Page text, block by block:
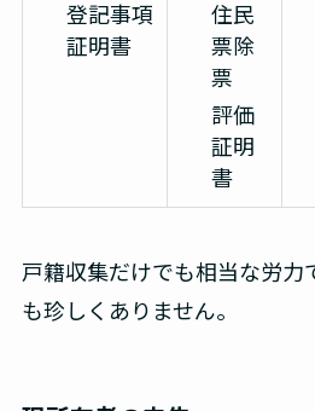
登記事項
証明書
住民
票除
票
評価
証明
書
戸籍収集だけでも相当な労力
も珍しくありません。